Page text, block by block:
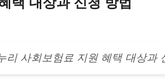
리 사회보험료 지원 혜택 대상과